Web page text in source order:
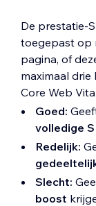
Lees
het
De prestatie-
toegepast op
pagina, of
maximaal
Core Web
Goed:
volledige
Redelijk:
Slecht:
boost